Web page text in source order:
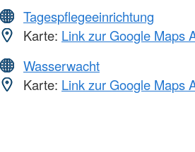
Tagespflegeeinrichtung
Karte: Link zur Google Maps
Wasserwacht
Karte: Link zur Google Maps